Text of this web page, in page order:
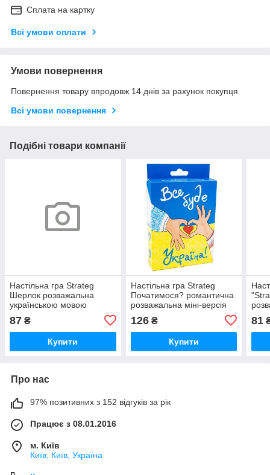
Сплата на картку
Всі умови оплати
Умови повернення
Повернення товару впродовж 14 днів за рахунок покупця
Всі умови повернення
Подібні товари компанії
Настільна гра Strateg
Шерлок розважальна
українською мовою
87 ₴
Купити
Настільна гра Strateg
Початимося? романтична
розважальна міні-версія
(30334), шт
126₴
Купити
81
Про нас
97% позитивних з 152 відгуків за рік
Працює з 08.01.2016
м. Київ
Київ, Київ, Україна